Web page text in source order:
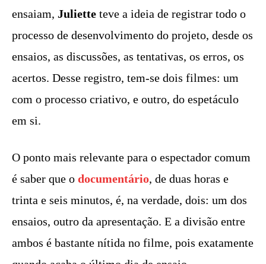
ensaiam, Juliette teve a ideia de registrar todo o
processo de desenvolvimento do projeto, desde os
ensaios, as discussões, as tentativas, os erros, os
acertos. Desse registro, tem-se dois filmes: um
com o processo criativo, e outro, do espetáculo
em si.
O ponto mais relevante para o espectador comum
é saber que o documentário, de duas horas e
trinta e seis minutos, é, na verdade, dois: um dos
ensaios, outro da apresentação. E a divisão entre
ambos é bastante nítida no filme, pois exatamente